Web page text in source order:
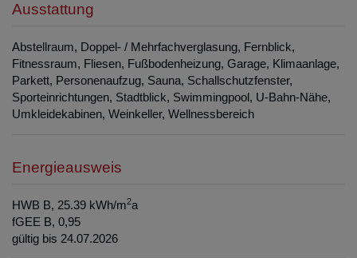
Ausstattung
Abstellraum Doppel- / Mehrfachverglasung Fernblick
Fitnessraum Fliesen Fußbodenheizung Garage Klimaanlage
Parkett Personenaufzug Sauna Schallschutzfenster
Sporteinrichtungen Stadtblick Swimmingpool U-Bahn-Nähe
Umkleidekabinen Weinkeller Wellnessbereich
Energieausweis
HWB B, 25.39 kWh/m2a
fGEE B, 0,95
gültig bis 24.07.2026